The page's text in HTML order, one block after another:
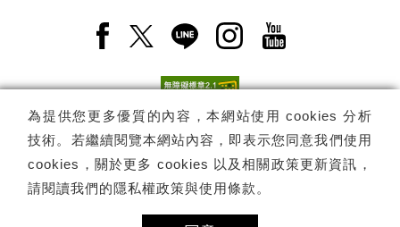
為提供您更多優質的內容，本網站使用 cookies 分析
技術。若繼續閱覽本網站內容，即表示您同意我們使用
cookies，關於更多 cookies 以及相關政策更新資訊，
請閱讀我們的隱私權政策與使用條款 。
Facebook(另開新視窗)
X(另開新視窗)
LINE(另開新視窗)
Instagram(另開新視
YouTube(另開
電子報訂閱 訂閱
Copyright © 國家表演藝術中心 -衛武營國家藝術文化中心